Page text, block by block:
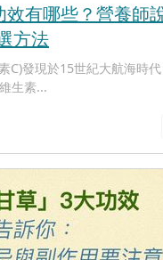
效有哪些？營養師
方法
C)發現於15世紀大航海時
生素...